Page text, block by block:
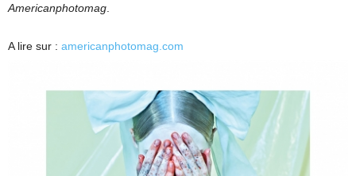
Americanphotomag
A lire sur : americanphotomag.com